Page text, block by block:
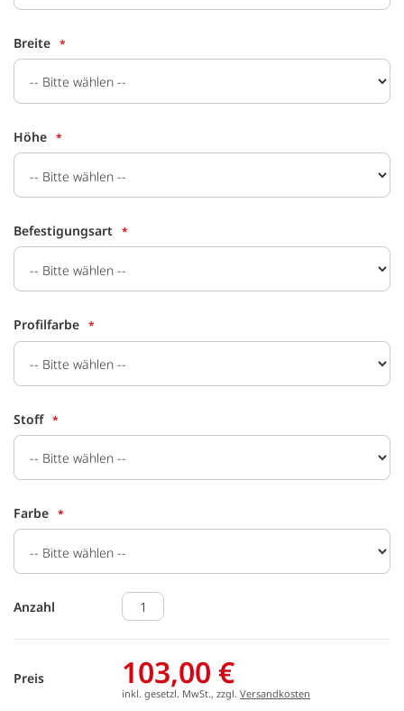
Breite
Höhe
Befestigungsart
Profilfarbe
Stoff
Farbe
Anzahl
Preis 103,00 €
inkl. gesetzl. MwSt., zzgl. Versandkosten